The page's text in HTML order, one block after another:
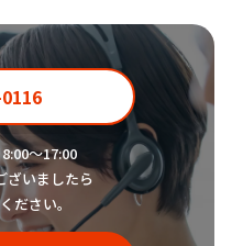
〜17:00
ざいましたら
ださい。